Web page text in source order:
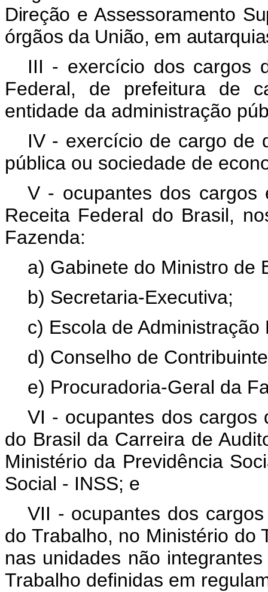
Direção e Assessoramento
órgãos da União, em
III - exercício dos cargos
Federal, de prefeitura de
entidade da administração
IV - exercício de cargo de
pública ou sociedade de
V - ocupantes dos cargos
Receita Federal do Brasil,
Fazenda:
a) Gabinete do Ministro de
b) Secretaria-Executiva;
c) Escola de Administração
d) Conselho de
e) Procuradoria-Geral da
VI - ocupantes dos cargos
do Brasil da Carreira de
Ministério da Previdência
Social - INSS; e
VII - ocupantes dos
do Trabalho, no Ministério do
nas unidades não
Trabalho definidas em